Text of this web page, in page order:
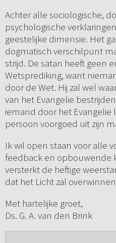
Achter alle sociologische,
psychologische
geestelijke dimensie. Het
dogmatisch verschilpunt
strijd. De satan heeft geen
Wetsprediking, want
door de Wet. Hij zal wel
van het Evangelie
iemand door het Evangelie
persoon voorgoed uit zijn
Ik wil open staan voor alle
feedback en opbouwende
versterkt de heftige
dat het Licht zal
Met hartelijke groet,
Ds. G. A. van den Brink